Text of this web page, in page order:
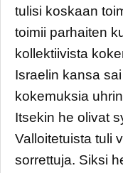
tulisi koskaan
toimii parhaiten
kollektiivista
Israelin kansa
kokemuksia
Itsekin he olivat
Valloitetuista tuli
sorrettuja. Siksi